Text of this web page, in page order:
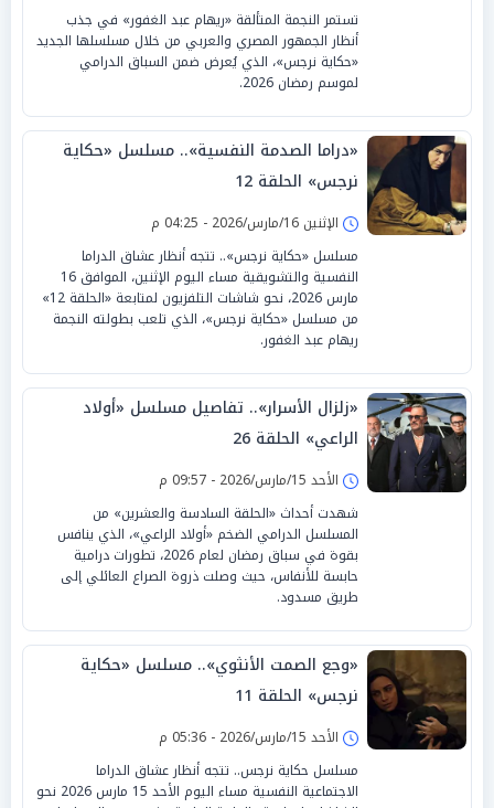
تستمر النجمة المتألقة «ريهام عبد الغفور» في جذب
أنظار الجمهور المصري والعربي من خلال مسلسلها الجديد
«حكاية نرجس»، الذي يُعرض ضمن السباق الدرامي
لموسم رمضان 2026.
«دراما الصدمة النفسية».. مسلسل «حكاية
نرجس» الحلقة 12
الإثنين 16/مارس/2026 - 04:25 م
مسلسل «حكاية نرجس».. تتجه أنظار عشاق الدراما
النفسية والتشويقية مساء اليوم الإثنين، الموافق 16
مارس 2026، نحو شاشات التلفزيون لمتابعة «الحلقة 12»
من مسلسل «حكاية نرجس»، الذي تلعب بطولته النجمة
ريهام عبد الغفور.
«زلزال الأسرار».. تفاصيل مسلسل «أولاد
الراعي» الحلقة 26
الأحد 15/مارس/2026 - 09:57 م
شهدت أحداث «الحلقة السادسة والعشرين» من
المسلسل الدرامي الضخم «أولاد الراعي»، الذي ينافس
بقوة في سباق رمضان لعام 2026، تطورات درامية
حابسة للأنفاس، حيث وصلت ذروة الصراع العائلي إلى
طريق مسدود.
«وجع الصمت الأنثوي».. مسلسل «حكاية
نرجس» الحلقة 11
الأحد 15/مارس/2026 - 05:36 م
مسلسل حكاية نرجس.. تتجه أنظار عشاق الدراما
الاجتماعية النفسية مساء اليوم الأحد 15 مارس 2026 نحو